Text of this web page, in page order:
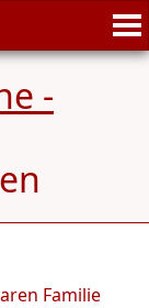
-
Familie